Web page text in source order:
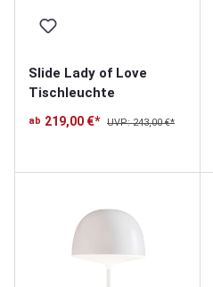
Slide Lady of Love
Tischleuchte
ab 219,00 €* UVP: 243,00 €*